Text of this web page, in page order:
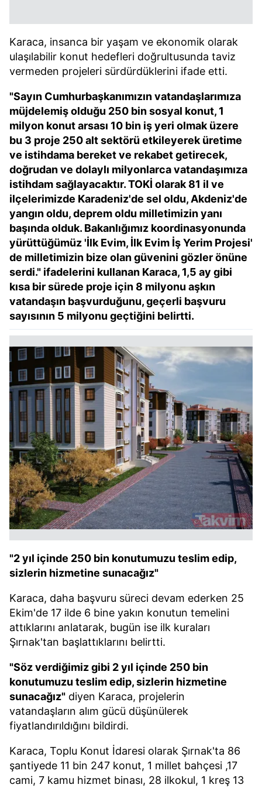
Karaca, insanca bir yaşam ve ekonomik olarak
ulaşılabilir konut hedefleri doğrultusunda taviz
vermeden projeleri sürdürdüklerini ifade etti.
"Sayın Cumhurbaşkanımızın vatandaşlarımıza
müjdelemiş olduğu 250 bin sosyal konut, 1
milyon konut arsası 10 bin iş yeri olmak üzere
bu 3 proje 250 alt sektörü etkileyerek üretime
ve istihdama bereket ve rekabet getirecek,
doğrudan ve dolaylı milyonlarca vatandaşımıza
istihdam sağlayacaktır. TOKİ olarak 81 il ve
ilçelerimizde Karadeniz'de sel oldu, Akdeniz'de
yangın oldu, deprem oldu milletimizin yanı
başında olduk. Bakanlığımız koordinasyonunda
yürüttüğümüz 'İlk Evim, İlk Evim İş Yerim Projesi'
de milletimizin bize olan güvenini gözler önüne
serdi." ifadelerini kullanan Karaca, 1,5 ay gibi
kısa bir sürede proje için 8 milyonu aşkın
vatandaşın başvurduğunu, geçerli başvuru
sayısının 5 milyonu geçtiğini belirtti.
"2 yıl içinde 250 bin konutumuzu teslim edip,
sizlerin hizmetine sunacağız"
Karaca, daha başvuru süreci devam ederken 25
Ekim'de 17 ilde 6 bine yakın konutun temelini
attıklarını anlatarak, bugün ise ilk kuraları
Şırnak'tan başlattıklarını belirtti.
"Söz verdiğimiz gibi 2 yıl içinde 250 bin
konutumuzu teslim edip, sizlerin hizmetine
sunacağız" diyen Karaca, projelerin
vatandaşların alım gücü düşünülerek
fiyatlandırıldığını bildirdi.
Karaca, Toplu Konut İdaresi olarak Şırnak'ta 86
şantiyede 11 bin 247 konut, 1 millet bahçesi ,17
cami, 7 kamu hizmet binası, 28 ilkokul, 1 kreş 13